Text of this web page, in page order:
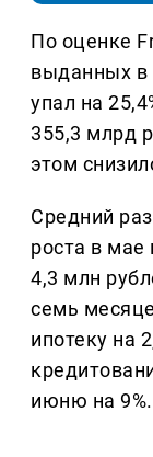
По оценке
выданных в
упал на
355,3 млрд
этом
Средний
роста в
4,3 млн
семь
ипотеку на
июню на 9%.